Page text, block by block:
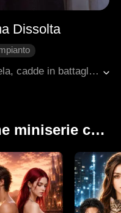
Dissolta
Mia, valorosa generale di Asmela, cadde in battaglia trafitta dalle frecce nemiche. La dea Thea, commossa, le concesse un'ultima visita al suo amato Rocco. Ma quel dono si trasformò in una tortura: vide Rocco avvinghiato in un passionale abbraccio con Jodi, il suo cuore andò in frantumi. Costretta ad assistere, come un fantasma, ai loro tradimenti e alle crudeli umiliazioni, Mia sopportò con dignità, senza mai tradire la sua nobile indole. Quando l'esercito tornò vittorioso e Rocco si affrettò ad accoglierlo, Mia, ormai libera dalle catene del dolore, lasciò andare il suo spirito senza un solo rimpianto, dissolvendosi per sempre in una pace finalmente conquistata.
Ecco altre fantastiche miniserie che ti potrebbero piacere